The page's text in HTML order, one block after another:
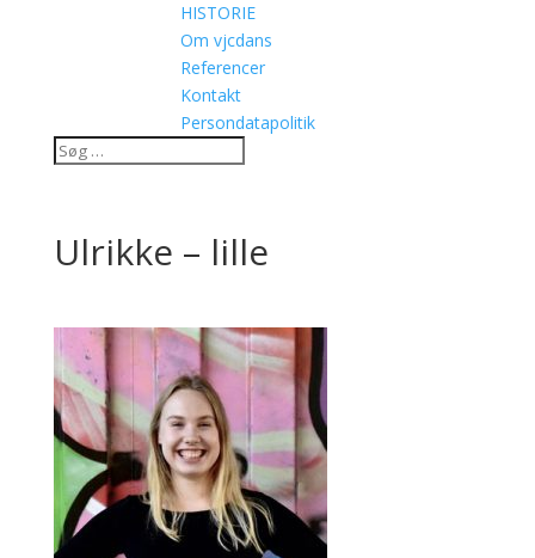
HISTORIE
Om vjcdans
Referencer
Kontakt
Persondatapolitik
Ulrikke – lille